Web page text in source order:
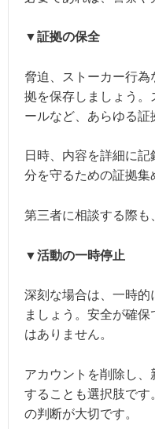
▼証拠の保全
脅迫、ストーカー行
拠を保存しましょう。
ールなど、あらゆる証
日時、内容を詳細に
分を守るための証拠集
第三者に相談する際も
▼活動の一時停止
深刻な場合は、一時的
ましょう。安全が確
はありません。
アカウントを削除し、
することも選択肢で
の判断が大切です。